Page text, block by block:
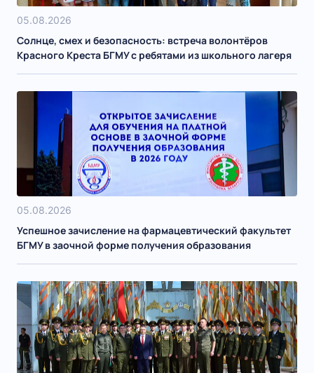
05.08.2026
Солнце, смех и безопасность: встреча волонтёров
Красного Креста БГМУ с ребятами из школьного лагеря
05.08.2026
Успешное зачисление на фармацевтический факультет
БГМУ в заочной форме получения образования